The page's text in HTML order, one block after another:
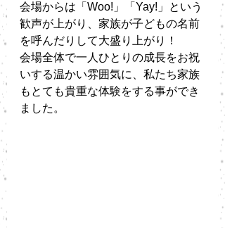
会場からは「Woo!」「Yay!」という
歓声が上がり、家族が子どもの名前
を呼んだりして大盛り上がり！
会場全体で一人ひとりの成長をお祝
いする温かい雰囲気に、私たち家族
もとても貴重な体験をする事ができ
ました。